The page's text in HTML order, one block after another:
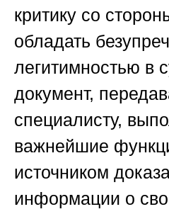
критику со
обладать
легитимностью в
документ,
специалисту,
важнейшие
источником
информации о